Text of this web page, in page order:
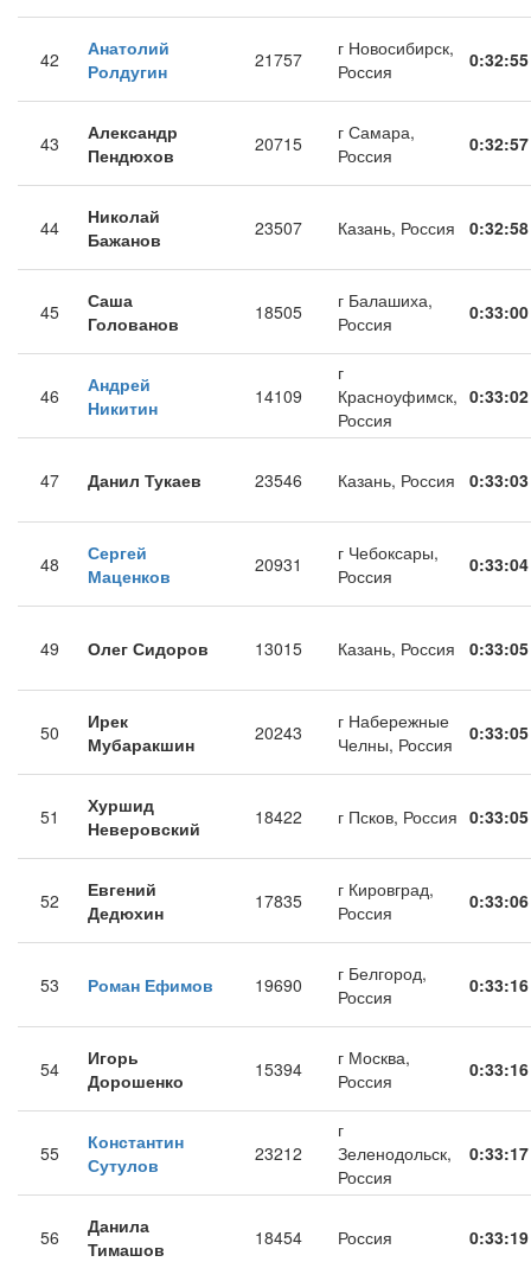
42
Анатолий
Ролдугин
21757
г Новосибирск,
Россия
0:32:55
43
Александр
Пендюхов
20715
г Самара,
Россия
0:32:57
44
Николай
Бажанов
23507 Казань, Россия 0:32:58
45
Саша
Голованов
18505
г Балашиха,
Россия
0:33:00
46
Андрей
Никитин
14109
г
Красноуфимск,
Россия
0:33:02
47 Данил Тукаев 23546 Казань, Россия 0:33:03
48
Сергей
Маценков
20931
г Чебоксары,
Россия
0:33:04
49 Олег Сидоров 13015 Казань, Россия 0:33:05
50
Ирек
Мубаракшин
20243
г Набережные
Челны, Россия
0:33:05
51
Хуршид
Неверовский
18422 г Псков, Россия 0:33:05
52
Евгений
Дедюхин
17835
г Кировград,
Россия
0:33:06
53 Роман Ефимов 19690
г Белгород,
Россия
0:33:16
54
Игорь
Дорошенко
15394
г Москва,
Россия
0:33:16
55
Константин
Сутулов
23212
г
Зеленодольск,
Россия
0:33:17
56
Данила
Тимашов
18454 Россия 0:33:19